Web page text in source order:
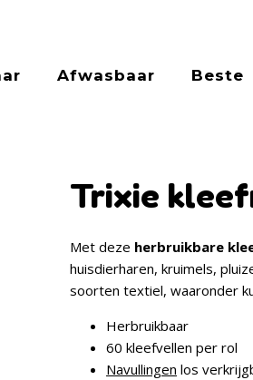
Afwasbaar Beste
Trixie
Met deze herbruikbare
huisdierharen, kruimels,
soorten textiel, waaronder
Herbruikbaar
60 kleefvellen per rol
Navullingen los